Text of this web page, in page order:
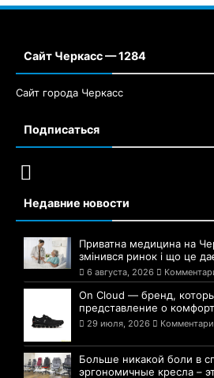
Сайт Черкасс — 1284
Сайт города Черкасс
Подписаться
Недавние новости
Приватна медицина на
змінився ринок і що це
6 августа, 2026
On Cloud — бренд,
представление о
29 июля, 2026
Больше никакой боли в
эргономичные кресла –